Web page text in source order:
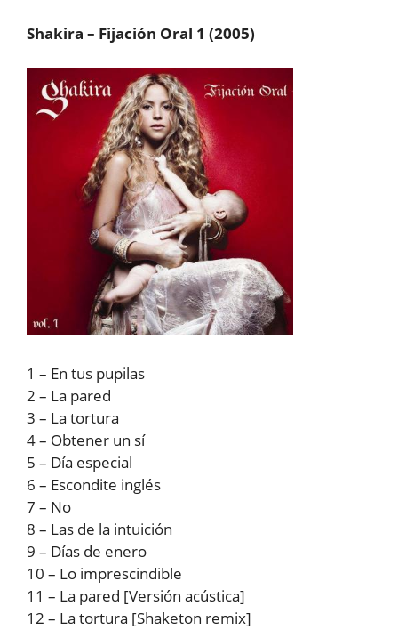
Shakira – Fijación Oral 1 (2005)
1 – En tus pupilas
2 – La pared
3 – La tortura
4 – Obtener un sí
5 – Día especial
6 – Escondite inglés
7 – No
8 – Las de la intuición
9 – Días de enero
10 – Lo imprescindible
11 – La pared [Versión acústica]
12 – La tortura [Shaketon remix]